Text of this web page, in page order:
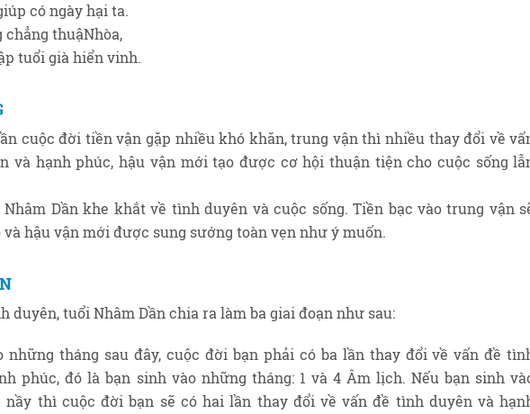
có ngày hại ta.
chẳng thuậNhòa,
tuổi già hiển vinh.
cuộc đời tiền vận gặp nhiều khó khăn, trung vận thì nhiều thay đổi về
và hạnh phúc, hậu vận mới tạo được cơ hội thuận tiện cho cuộc sống
Nhâm Dần khe khắt về tình duyên và cuộc sống. Tiền bạc vào trung vận
hậu vận mới được sung sướng toàn vẹn như ý muốn.
duyên, tuổi Nhâm Dần chia ra làm ba giai đoạn như sau:
những tháng sau đây, cuộc đời bạn phải có ba lần thay đổi về vấn đề
phúc, đó là bạn sinh vào những tháng: 1 và 4 Âm lịch. Nếu bạn sinh
nầy thì cuộc đời bạn sẽ có hai lần thay đổi về vấn đề tình duyên và